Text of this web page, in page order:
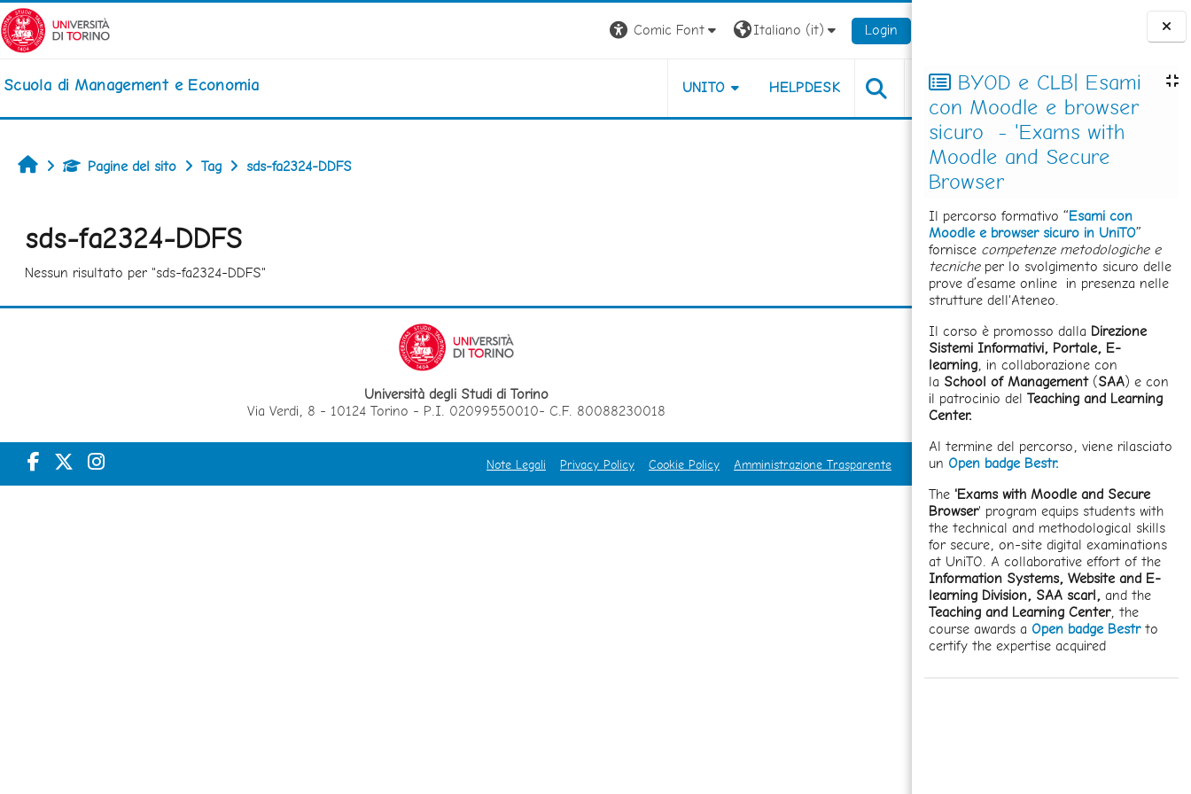
Vai al contenuto principale
Blocchi
BYOD e CLB| Esami
con Moodle e browser
sicuro - 'Exams with
Moodle and Secure
Browser
Il percorso formativo “Esami con
Moodle e browser sicuro in UniTO”
fornisce competenze metodologiche e
tecnicheper lo svolgimento sicuro delle
prove d’esame online in presenza nelle
strutture dell'Ateneo.
Il corso è promosso dalla Direzione
Sistemi Informativi, Portale, E-
learning, in collaborazione con
la School of Management(SAA) e con
il patrocinio delTeaching and Learning
Center.
Al termine del percorso, viene rilasciato
un Open badge Bestr.
The 'Exams with Moodle and Secure
Browser' program equips students with
the technical and methodological skills
for secure, on-site digital examinations
at UniTO. A collaborative effort of the
Information Systems, Website and E-
learning Division, SAA scarl,and the
Teaching and Learning Center, the
course awards a Open badge Bestrto
certify the expertise acquired
Comic Font Italiano ‎(it)‎ Login
Scuola di Management e Economia UNITO HELPDESK
HomePagine del sito Tag sds-fa2324-DDFS
sds-fa2324-DDFS
Nessun risultato per "sds-fa2324-DDFS"
Università degli Studi di Torino
Via Verdi, 8 - 10124 Torino - P.I. 02099550010- C.F. 80088230018
Note Legali Privacy Policy Cookie Policy Amministrazione Trasparente